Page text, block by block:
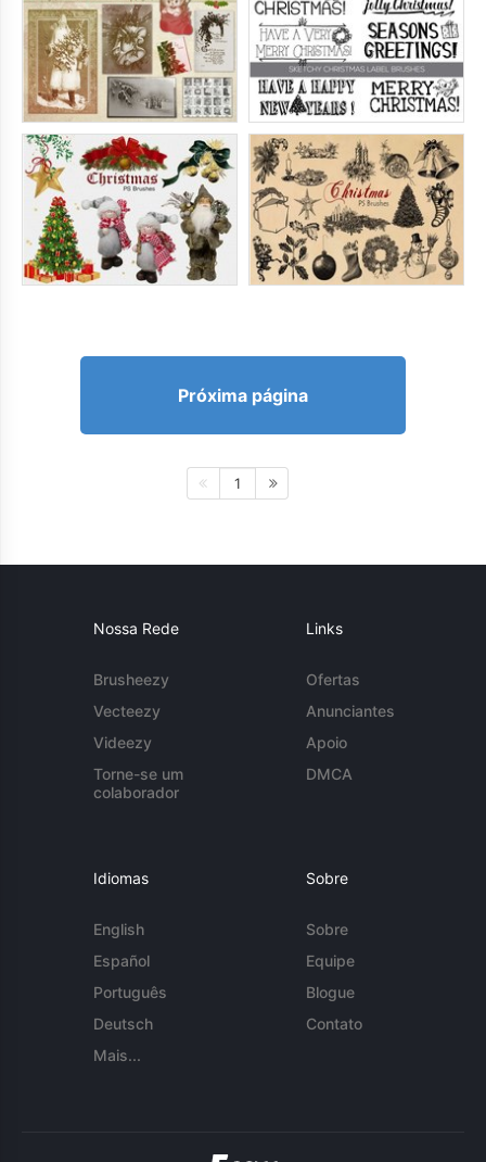
Próxima página
1
Nossa Rede
Brusheezy
Vecteezy
Videezy
Torne-se um
colaborador
Links
Ofertas
Anunciantes
Apoio
DMCA
Idiomas
English
Español
Português
Deutsch
Mais...
Sobre
Sobre
Equipe
Blogue
Contato